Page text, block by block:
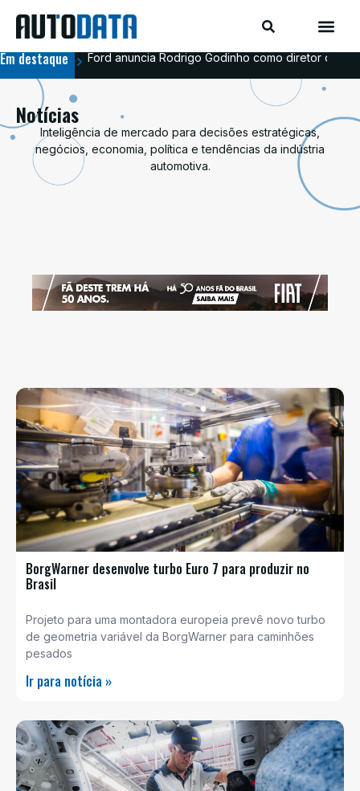
Em destaque Ford anuncia Rodrigo Godinho como diretor de
Notícias
Inteligência de mercado para decisões estratégicas,
negócios, economia, política e tendências da indústria
automotiva.
BorgWarner desenvolve turbo Euro 7 para produzir no
Brasil
Projeto para uma montadora europeia prevê novo turbo
de geometria variável da BorgWarner para caminhões
pesados
Ir para notícia »